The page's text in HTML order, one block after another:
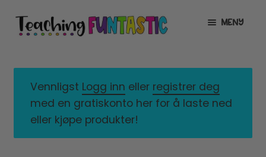
Hopp
til
Hopp
til
MENY
UNDERMENY
MIN KONTO
Vennligst Logg inn eller registrer deg
med en gratiskonto her for å laste ned
eller kjøpe produkter!